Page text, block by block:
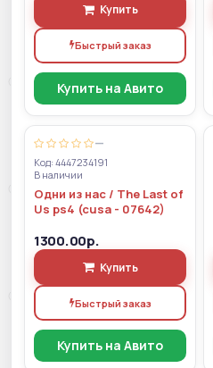
Купить
Быстрый заказ
Купить на Авито
—
Код: 4447234191
В наличии
Одни из нас / The Last of
Us ps4 (cusa - 07642)
1300.00р.
Купить
Быстрый заказ
Купить на Авито